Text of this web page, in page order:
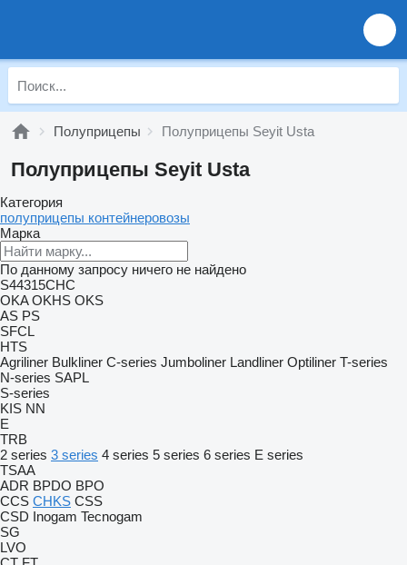
Полуприцепы Полуприцепы Seyit Usta
Полуприцепы Seyit Usta
Категория
полуприцепы контейнеровозы
Марка
По данному запросу ничего не найдено
S44315CHC
OKA OKHS OKS
AS PS
SFCL
HTS
Agriliner Bulkliner C-series Jumboliner Landliner Optiliner T-series
N-series SAPL
S-series
KIS NN
E
TRB
2 series 3 series 4 series 5 series 6 series E series
TSAA
ADR BPDO BPO
CCS CHKS CSS
CSD Inogam Tecnogam
SG
LVO